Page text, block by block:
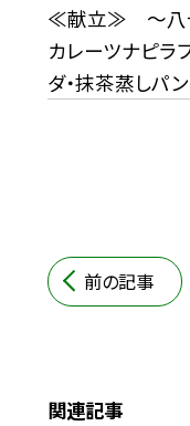
≪献立≫ ～八
カレーツナピラ
ダ・抹茶蒸しパ
前の記事
関連記事